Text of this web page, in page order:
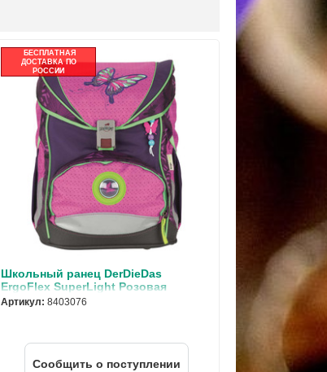
БЕСПЛАТНАЯ
ДОСТАВКА ПО
РОССИИ
Школьный ранец DerDieDas
ErgoFlex SuperLight Розовая
бабочка с наполнением 8403076
Артикул: 8403076
Cообщить о поступлении